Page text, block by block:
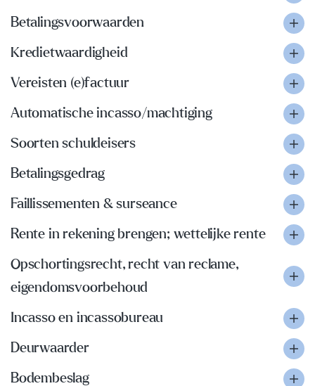
Betalingsvoorwaarden
Kredietwaardigheid
Vereisten (e)factuur
Automatische incasso/machtiging
Soorten schuldeisers
Betalingsgedrag
Faillissementen & surseance
Rente in rekening brengen; wettelijke rente
Opschortingsrecht, recht van reclame,
eigendomsvoorbehoud
Incasso en incassobureau
Deurwaarder
Bodembeslag